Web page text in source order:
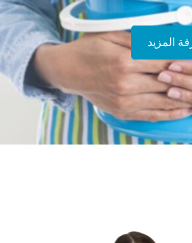
المزيد